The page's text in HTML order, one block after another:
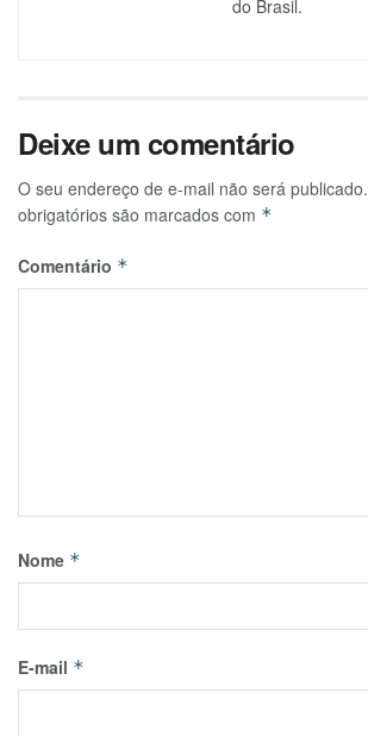
do Brasil.
Deixe um comentário
O seu endereço de e-mail não será publicado.
obrigatórios são marcados com *
Comentário *
Nome *
E-mail *